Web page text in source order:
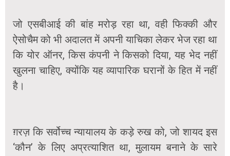
जो एसबीआई की बांह मरोड़ रहा था, वही फिक्की और
ऐसोचैम को भी अदालत में अपनी याचिका लेकर भेज रहा था
कि योर ऑनर, किस कंपनी ने किसको दिया, यह भेद नहीं
खुलना चाहिए, क्योंकि यह व्यापारिक घरानों के हित में नहीं
है।
ग़रज़ कि सर्वोच्च न्यायालय के कड़े रुख को, जो शायद इस
‘कौन’ के लिए अप्रत्याशित था, मुलायम बनाने के सारे